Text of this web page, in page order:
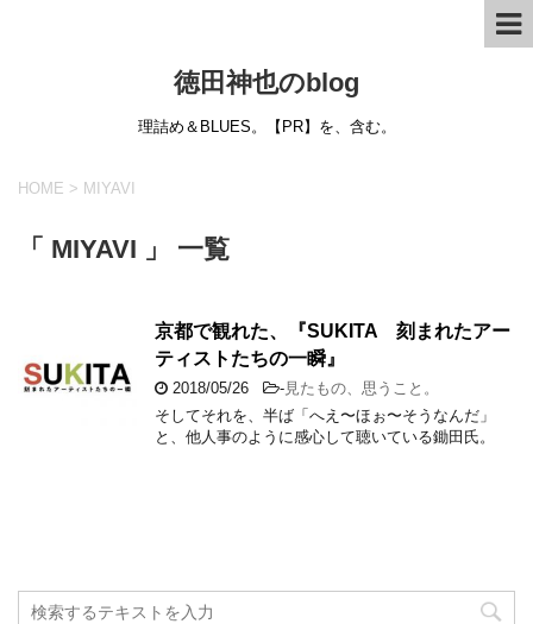
徳田神也のblog
理詰め＆BLUES。【PR】を、含む。
HOME > MIYAVI
「 MIYAVI 」 一覧
京都で観れた、『SUKITA 刻まれたアー
ティストたちの一瞬』
2018/05/26 -見たもの、思うこと。
そしてそれを、半ば「へえ〜ほぉ〜そうなんだ」
と、他人事のように感心して聴いている鋤田氏。